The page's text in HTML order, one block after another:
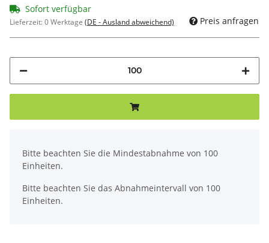
Sofort verfügbar
Lieferzeit:0 Werktage (DE - Ausland abweichend) Preis anfragen
Bitte beachten Sie die Mindestabnahme von 100
Einheiten.
Bitte beachten Sie das Abnahmeintervall von 100
Einheiten.